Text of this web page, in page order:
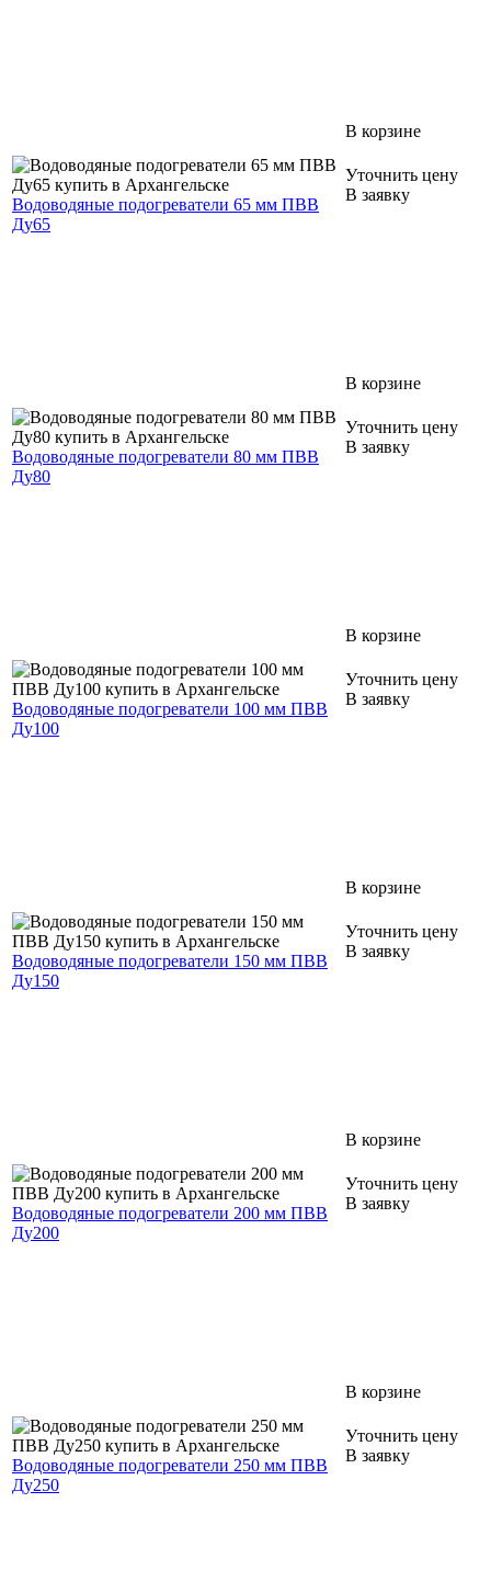
В корзине
Водоводяные подогреватели 65 мм ПВВ
Ду65
Уточнить цену
В заявку
В корзине
Водоводяные подогреватели 80 мм ПВВ
Ду80
Уточнить цену
В заявку
В корзине
Водоводяные подогреватели 100 мм ПВВ
Ду100
Уточнить цену
В заявку
В корзине
Водоводяные подогреватели 150 мм ПВВ
Ду150
Уточнить цену
В заявку
В корзине
Водоводяные подогреватели 200 мм ПВВ
Ду200
Уточнить цену
В заявку
В корзине
Водоводяные подогреватели 250 мм ПВВ
Ду250
Уточнить цену
В заявку